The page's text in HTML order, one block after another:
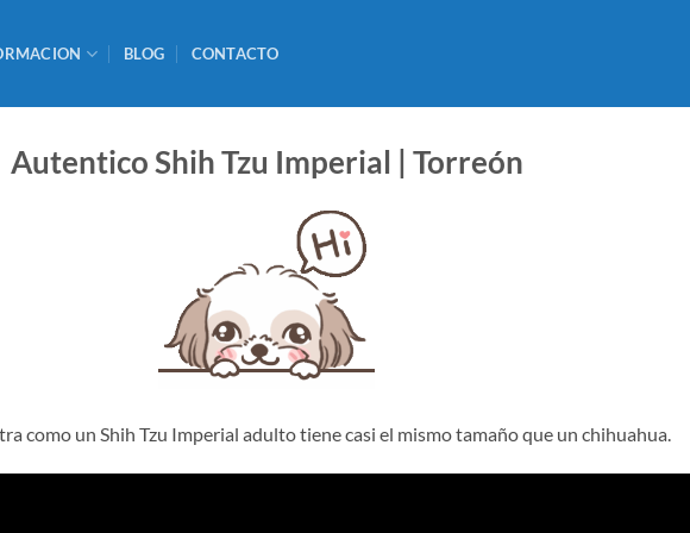
BLOG CONTACTO
Autentico Shih Tzu Imperial | Torreón
como un Shih Tzu Imperial adulto tiene casi el mismo tamaño que un chihuahua.